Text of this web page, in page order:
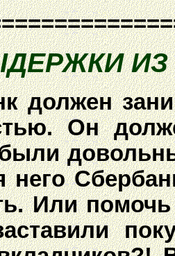
ИЗ
должен
Он
него
Или помочь